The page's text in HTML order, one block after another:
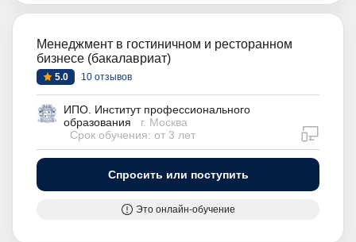
Менеджмент в гостиничном и ресторанном
бизнесе (бакалавриат)
5.0 10 отзывов
ИПО. Институт профессионального
образования
г. Москва
Срок обучения: от 3 лет
Спросить или поступить
Это онлайн-обучение